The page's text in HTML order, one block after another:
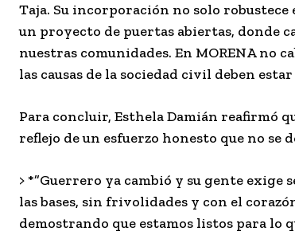
Taja. Su incorporación no solo
un proyecto de puertas abiertas, donde
nuestras comunidades. En MORENA no
las causas de la sociedad civil deben
Para concluir, Esthela Damián reafirmó
reflejo de un esfuerzo honesto que no se
> *”Guerrero ya cambió y su gente exige
las bases, sin frivolidades y con el
demostrando que estamos listos para lo